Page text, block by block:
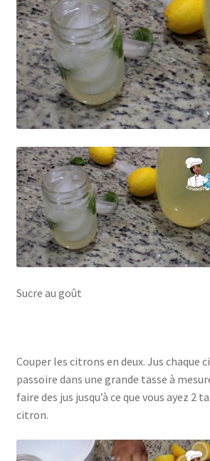
Sucre au goût
Couper les citrons en deux. Jus chaque
passoire dans une grande tasse à
faire des jus jusqu’à ce que vous ayez 2
citron.